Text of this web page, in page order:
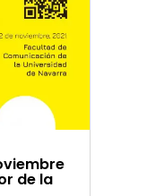
de la